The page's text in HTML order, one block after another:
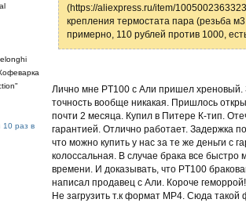
10 раз в
(https://aliexpress.ru/item/
крепления термостата пара (резьба
примерно, 110 рублей против 1000,
Лично мне PT100 c Али пришел
точность вообще никакая. Пришлось
почти 2 месяца. Купил в Питере К-тип.
гарантией. Отлично работает. Задержка
что можно купить у нас за те же деньги с
колоссальная. В случае брака все быстро
времени. И доказывать, что PT100
написал продавец с Али. Короче
Не загрузить т.к формат MP4. Сюда